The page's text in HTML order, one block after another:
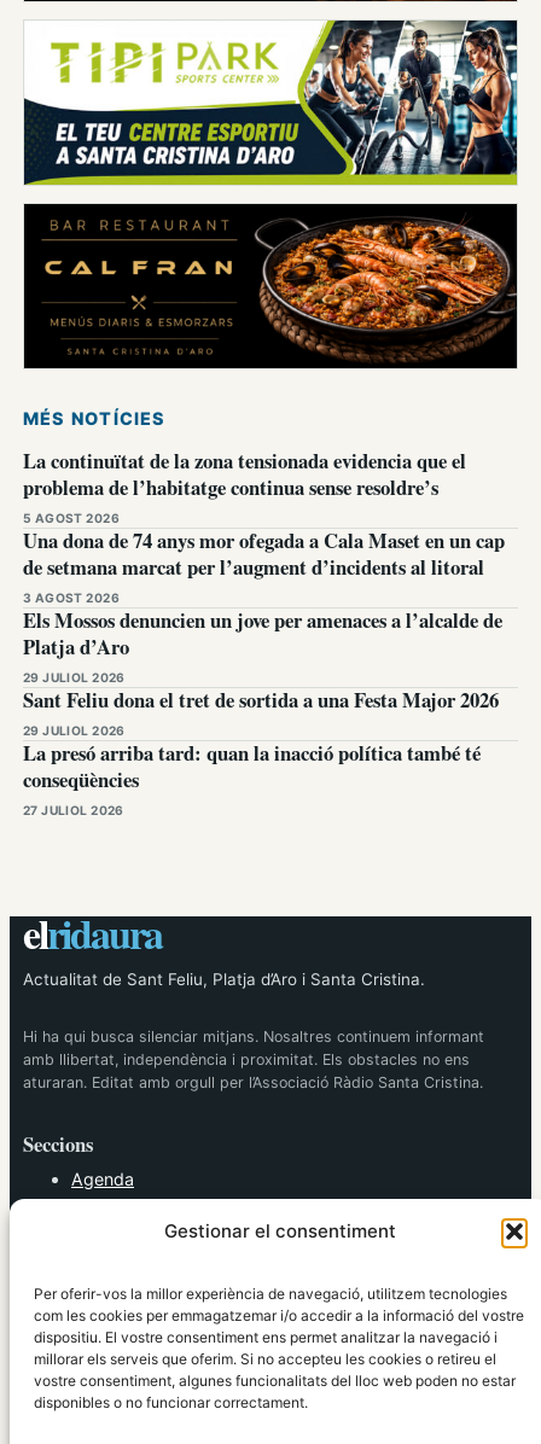
Gestionar el consentiment
Per oferir-vos la millor experiència de navegació, utilitzem tecnologies
com les cookies per emmagatzemar i/o accedir a la informació del vostre
dispositiu. El vostre consentiment ens permet analitzar la navegació i
millorar els serveis que oferim. Si no accepteu les cookies o retireu el
vostre consentiment, algunes funcionalitats del lloc web poden no estar
disponibles o no funcionar correctament.
MÉS NOTÍCIES
La continuïtat de la zona tensionada evidencia que el
problema de l’habitatge continua sense resoldre’s
5 AGOST 2026
Una dona de 74 anys mor ofegada a Cala Maset en un cap
de setmana marcat per l’augment d’incidents al litoral
3 AGOST 2026
Els Mossos denuncien un jove per amenaces a l’alcalde de
Platja d’Aro
29 JULIOL 2026
Sant Feliu dona el tret de sortida a una Festa Major 2026
29 JULIOL 2026
La presó arriba tard: quan la inacció política també té
conseqüències
27 JULIOL 2026
elridaura
Actualitat de Sant Feliu, Platja d’Aro i Santa Cristina.
Hi ha qui busca silenciar mitjans. Nosaltres continuem informant
amb llibertat, independència i proximitat. Els obstacles no ens
aturaran. Editat amb orgull per l’Associació Ràdio Santa Cristina.
Seccions
Agenda
Cultura
Política
Societat
Tendències
elRidaura.com